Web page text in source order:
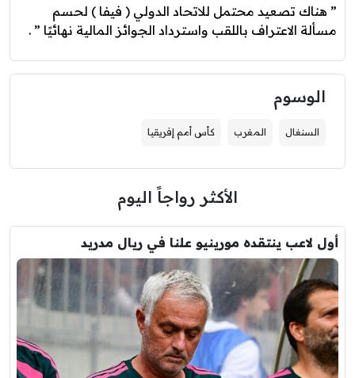
” هناك تصعيد محتمل للاتحاد الدولي ( فيفا ) لحسم
مسألة الاعتراف باللقب واسترداد الجوائز المالية نهائيًا ” .
الوسوم
السنغال المغرب كأس أمم إفريقيا
الأكثر رواجاً اليوم
أول لاعب ينتقده مورينيو علنا في ريال مدريد